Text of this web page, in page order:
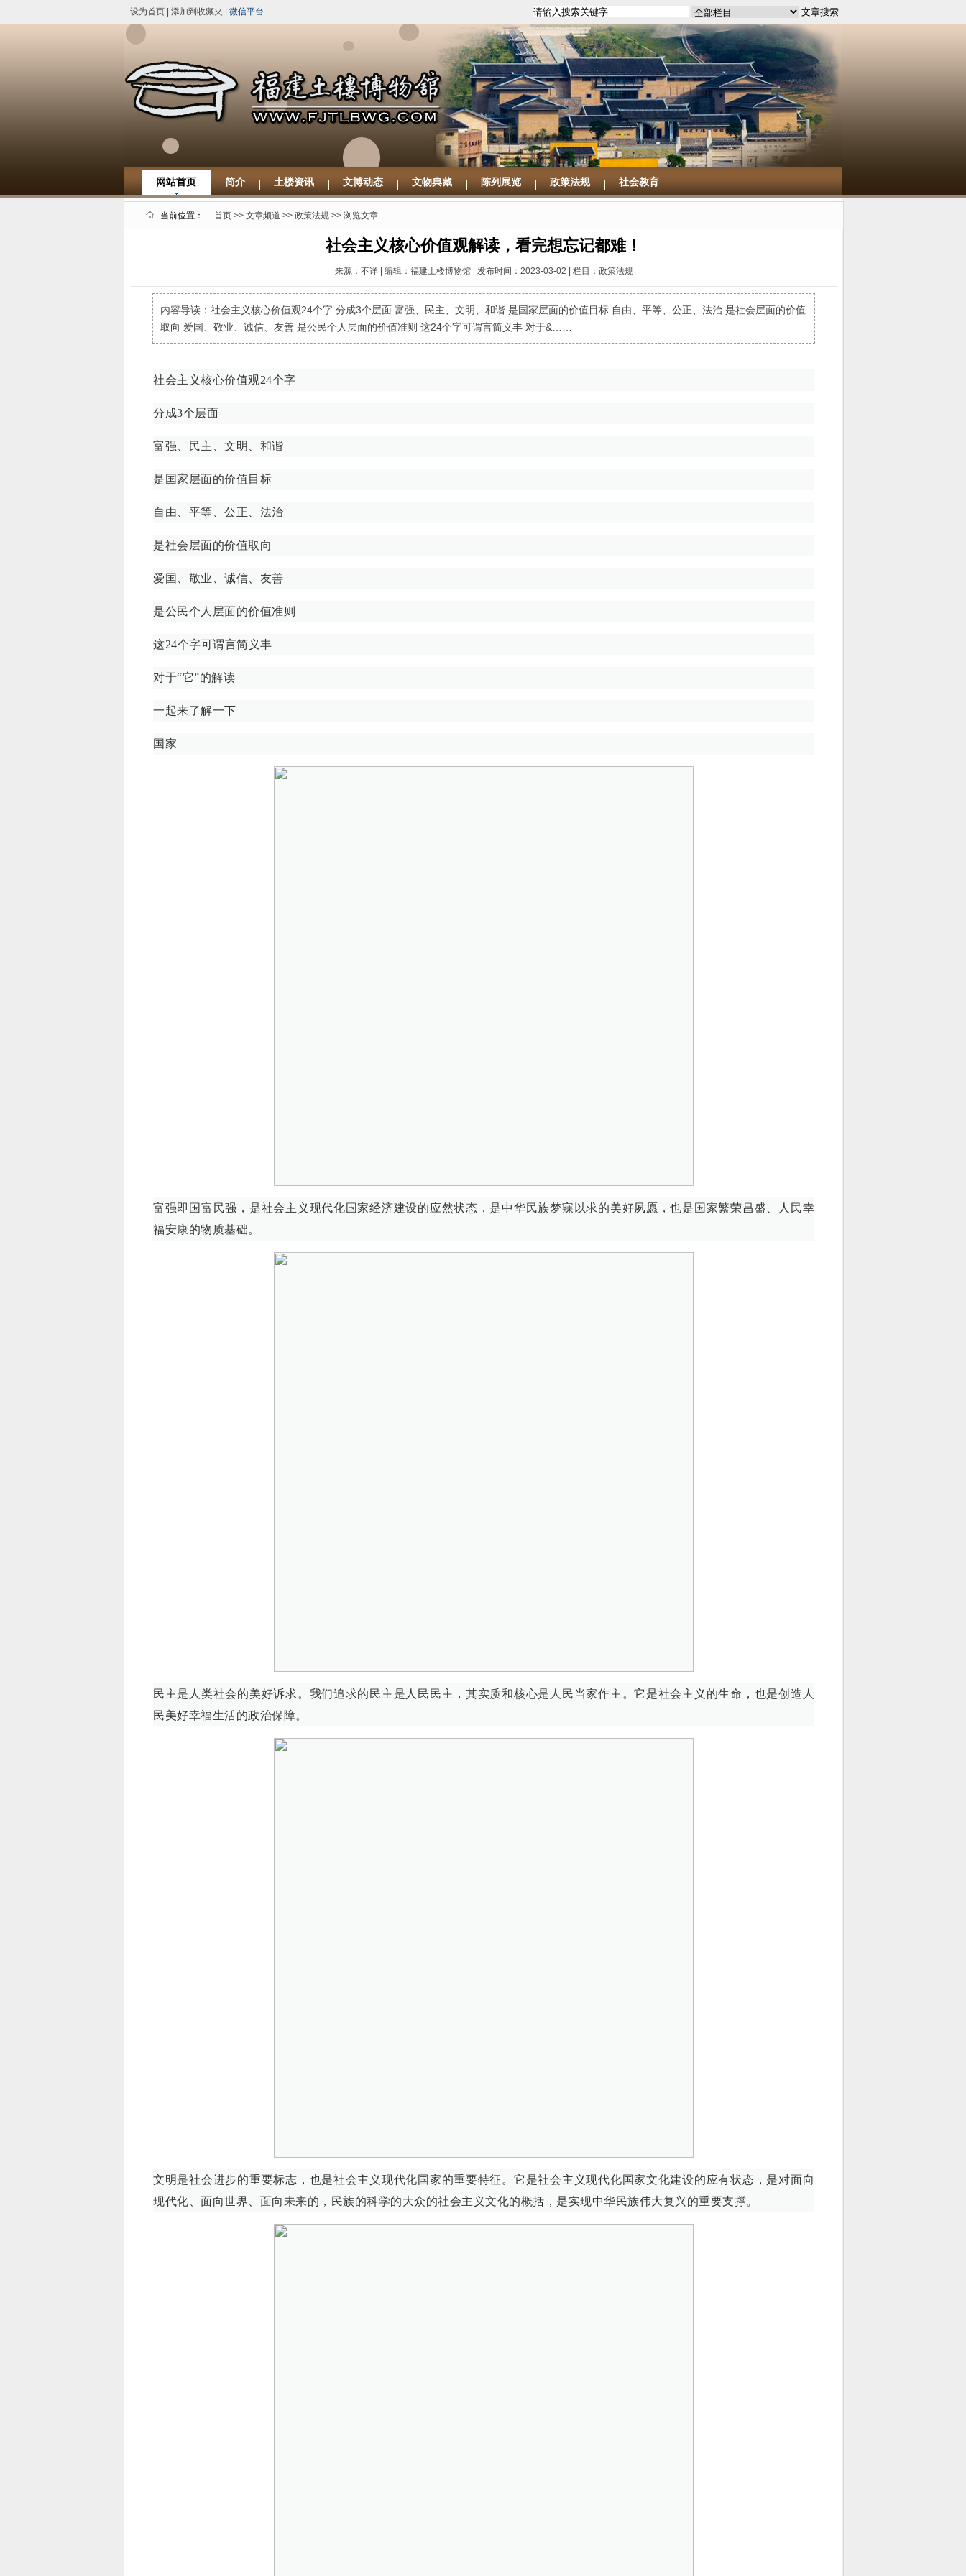
设为首页 添加到收藏夹 微信平台
网站首页 简介 土楼资讯 文博动态 文物典藏 陈列展览 政策法规 社会教育
当前位置： 首页 >> 文章频道 >> 政策法规 >> 浏览文章
社会主义核心价值观解读，看完想忘记都难！
来源：不详 | 编辑：福建土楼博物馆 | 发布时间：2023-03-02 | 栏目：政策法规
内容导读：社会主义核心价值观24个字 分成3个层面 富强、民主、文明、和谐 是国家层面的价值目标 自由、平等、公正、法治 是社会层面的价值
取向 爱国、敬业、诚信、友善 是公民个人层面的价值准则 这24个字可谓言简义丰 对于&……
社会主义核心价值观24个字
分成3个层面
富强、民主、文明、和谐
是国家层面的价值目标
自由、平等、公正、法治
是社会层面的价值取向
爱国、敬业、诚信、友善
是公民个人层面的价值准则
这24个字可谓言简义丰
对于“它”的解读
一起来了解一下
国家
富强即国富民强，是社会主义现代化国家经济建设的应然状态，是中华民族梦寐以求的美好夙愿，也是国家繁荣昌盛、人民幸
福安康的物质基础。
民主是人类社会的美好诉求。我们追求的民主是人民民主，其实质和核心是人民当家作主。它是社会主义的生命，也是创造人
民美好幸福生活的政治保障。
文明是社会进步的重要标志，也是社会主义现代化国家的重要特征。它是社会主义现代化国家文化建设的应有状态，是对面向
现代化、面向世界、面向未来的，民族的科学的大众的社会主义文化的概括，是实现中华民族伟大复兴的重要支撑。